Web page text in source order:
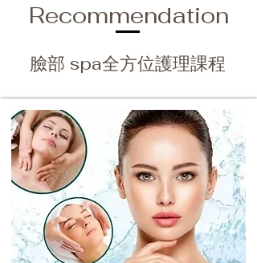
Recommendation
​臉部 spa全方位護理課程